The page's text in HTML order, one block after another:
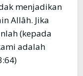
menjadikan
Allâh. Jika
(kepada
adalah